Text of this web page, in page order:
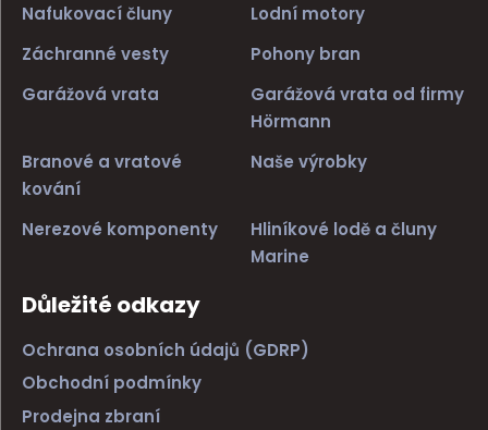
Nafukovací čluny
Lodní motory
Záchranné vesty
Pohony bran
Garážová vrata
Garážová vrata od firmy
Hörmann
Branové a vratové
kování
Naše výrobky
Nerezové komponenty
Hliníkové lodě a čluny
Marine
Důležité odkazy
Ochrana osobních údajů (GDRP)
Obchodní podmínky
Prodejna zbraní